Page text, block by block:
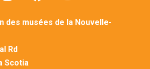
des musées de la Nouvelle-
Rd
Scotia